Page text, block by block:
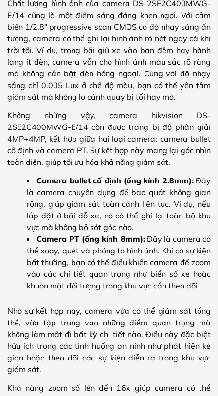
Chất lượng hình ảnh của camera DS-2SE2C400MWG-
E/14 cũng là một điểm sáng đáng khen ngợi. Với cảm
biến 1/2.8″ progressive scan CMOS có độ nhạy sáng ấn
tượng, camera có thể ghi lại hình ảnh rõ nét ngay cả khi
trời tối. Ví dụ, trong bãi giữ xe vào ban đêm hay hành
lang ít đèn, camera vẫn cho hình ảnh màu sắc rõ ràng
mà không cần bật đèn hồng ngoại. Cùng với độ nhạy
sáng chỉ 0.005 Lux ở chế độ màu, bạn có thể yên tâm
giám sát mà không lo cảnh quay bị tối hay mờ.
Không những vậy, camera hikvision DS-
2SE2C400MWG-E/14 còn được trang bị độ phân giải
4MP+4MP, kết hợp giữa hai loại camera: camera bullet
cố định và camera PT. Sự kết hợp này mang lại góc nhìn
toàn diện, giúp tối ưu hóa khả năng giám sát.
Camera bullet cố định (ống kính 2.8mm):Đây
là camera chuyên dụng để bao quát không gian
rộng, giúp giám sát toàn cảnh liên tục. Ví dụ, nếu
lắp đặt ở bãi đỗ xe, nó có thể ghi lại toàn bộ khu
vực mà không bỏ sót góc nào.
Camera PT (ống kính 8mm):Đây là camera có
thể xoay, quét và phóng to hình ảnh. Khi có sự kiện
bất thường, bạn có thể điều khiển camera để zoom
vào các chi tiết quan trọng như biển số xe hoặc
khuôn mặt đối tượng trong khu vực cần theo dõi.
Nhờ sự kết hợp này, camera vừa có thể giám sát tổng
thể, vừa tập trung vào những điểm quan trọng mà
không làm mất đi bất kỳ chi tiết nào. Điều này đặc biệt
hữu ích trong các tình huống an ninh như phát hiện kẻ
gian hoặc theo dõi các sự kiện diễn ra trong khu vực
giám sát.
Khả năng zoom số lên đến 16x giúp camera có thể